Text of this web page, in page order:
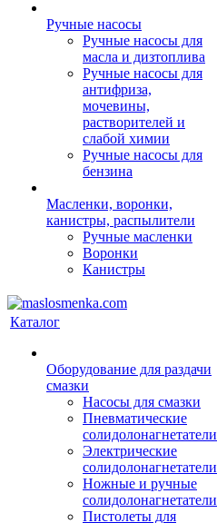
Ручные насосы
Ручные насосы для
масла и дизтоплива
Ручные насосы для
антифриза,
мочевины,
растворителей и
слабой химии
Ручные насосы для
бензина
Масленки, воронки,
канистры, распылители
Ручные масленки
Воронки
Канистры
Каталог
Оборудование для раздачи
смазки
Насосы для смазки
Пневматические
солидолонагнетатели
Электрические
солидолонагнетатели
Ножные и ручные
солидолонагнетатели
Пистолеты для